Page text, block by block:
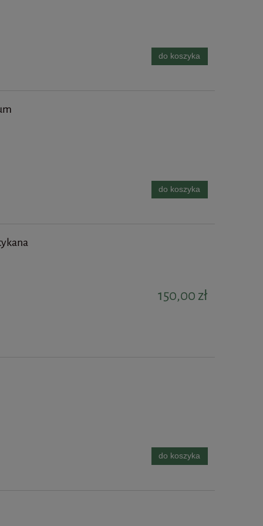
do koszyka
do koszyka
150,00 zł
do koszyka